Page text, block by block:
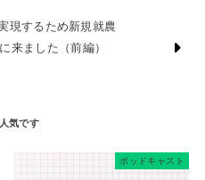
現するため新規就農
来ました（前編）
ポッドキャスト